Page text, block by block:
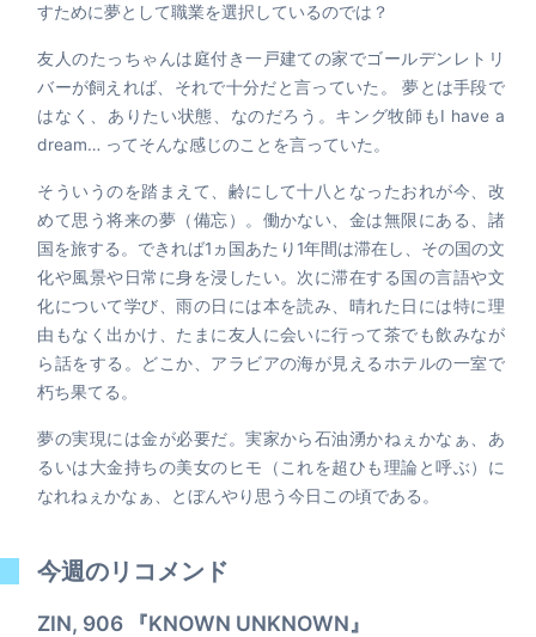
すために夢として職業を選択しているのでは？
友人のたっちゃんは庭付き一戸建ての家でゴールデンレトリ
バーが飼えれば、それで十分だと言っていた。 夢とは手段で
はなく、ありたい状態、なのだろう。キング牧師もI have a
dream… ってそんな感じのことを言っていた。
そういうのを踏まえて、齢にして十八となったおれが今、改
めて思う将来の夢（備忘）。働かない、金は無限にある、諸
国を旅する。できれば1ヵ国あたり1年間は滞在し、その国の文
化や風景や日常に身を浸したい。次に滞在する国の言語や文
化について学び、雨の日には本を読み、晴れた日には特に理
由もなく出かけ、たまに友人に会いに行って茶でも飲みなが
ら話をする。どこか、アラビアの海が見えるホテルの一室で
朽ち果てる。
夢の実現には金が必要だ。実家から石油湧かねぇかなぁ、あ
るいは大金持ちの美女のヒモ（これを超ひも理論と呼ぶ）に
なれねぇかなぁ、とぼんやり思う今日この頃である。
今週のリコメンド
ZIN, 906 『KNOWN UNKNOWN』